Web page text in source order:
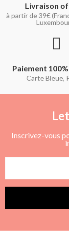
Livraison
à partir de 39€
Paiement
Carte Bleue,
Inscrivez-vous